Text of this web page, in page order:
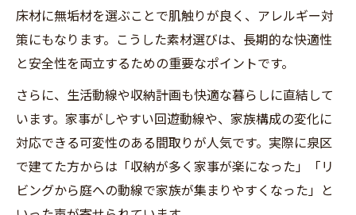
仙台 工務店ランキングも参考に長く住める
家選び
無垢材や漆喰壁を活かした家づくり
新築注文住宅で無垢材・漆喰壁を活かすポ
イント
おしゃれな新築注文住宅に自然素材を取り
入れる
健康住宅と注文住宅 土地代 込み 相場の両立
床材に無垢材を選ぶことで肌触りが良く、アレルギー対
策にもなります。こうした素材選びは、長期的な快適性
と安全性を両立するための重要なポイントです。
さらに、生活動線や収納計画も快適な暮らしに直結して
います。家事がしやすい回遊動線や、家族構成の変化に
対応できる可変性のある間取りが人気です。実際に泉区
で建てた方からは「収納が多く家事が楽になった」「リ
ビングから庭への動線で家族が集まりやすくなった」と